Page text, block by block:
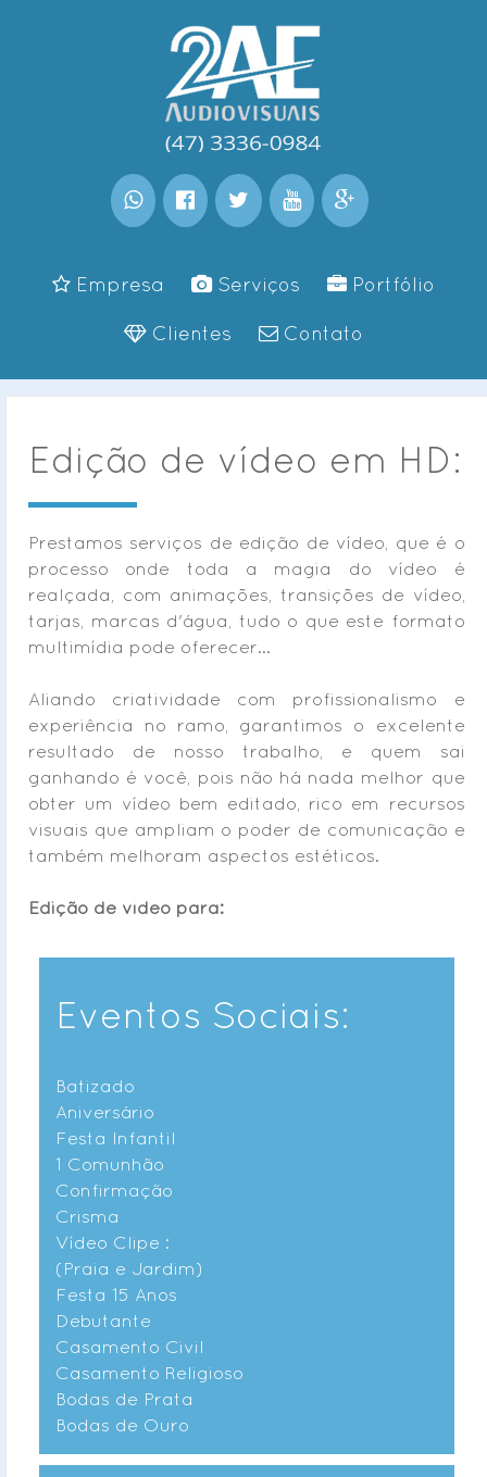
Empresa Serviços Portfólio
Clientes Contato
Edição de vídeo em HD:
Prestamos serviços de edição de vídeo, que é o
processo onde toda a magia do vídeo é
realçada, com animações, transições de vídeo,
tarjas, marcas d'água, tudo o que este formato
multimídia pode oferecer...
Aliando criatividade com profissionalismo e
experiência no ramo, garantimos o excelente
resultado de nosso trabalho, e quem sai
ganhando é você, pois não há nada melhor que
obter um vídeo bem editado, rico em recursos
visuais que ampliam o poder de comunicação e
também melhoram aspectos estéticos.
Edição de vídeo para:
Eventos Sociais:
Batizado
Aniversário
Festa Infantil
1 Comunhão
Confirmação
Crisma
Vídeo Clipe :
(Praia e Jardim)
Festa 15 Anos
Debutante
Casamento Civil
Casamento Religioso
Bodas de Prata
Bodas de Ouro